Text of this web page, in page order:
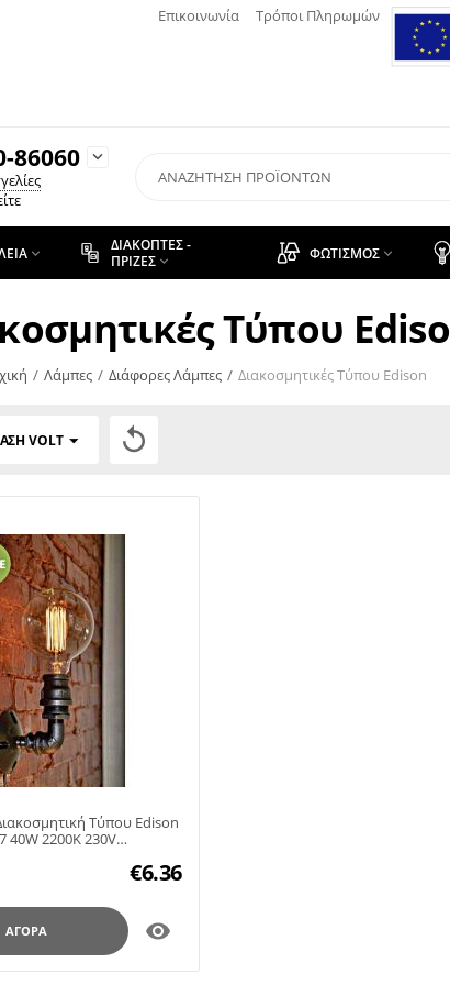
Επικοινωνία Τρόποι Πληρωμών
86060


ΔΙΑΚΌΠΤΕΣ -
ΠΡΊΖΕΣ  ΦΩΤΙΣΜΌΣ 
Τύπου
/ Λάμπες / Διάφορες Λάμπες / Διακοσμητικές Τύπου Edison
VOLT 
Τύπου Edison
40W 2200Κ 230V
7...
€6.36
ΑΓΟΡΆ 